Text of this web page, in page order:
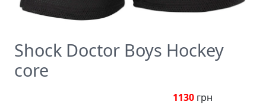
Shock Doctor Boys Hockey
core
1130 грн